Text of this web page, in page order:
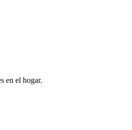
en el hogar.